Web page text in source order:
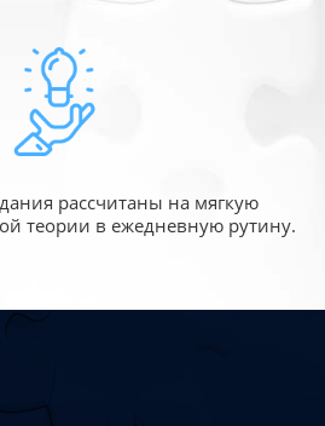
рассчитаны на мягкую
теории в ежедневную рутину.